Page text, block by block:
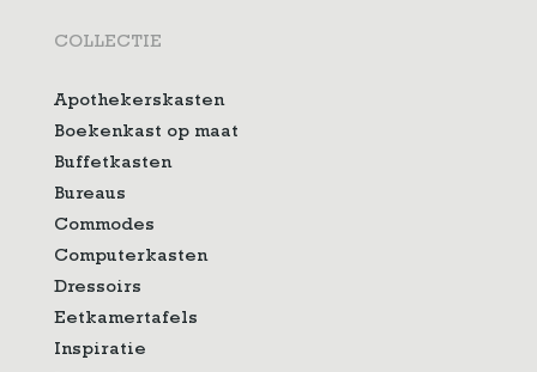
COLLECTIE
Apothekerskasten
Boekenkast op maat
Buffetkasten
Bureaus
Commodes
Computerkasten
Dressoirs
Eetkamertafels
Inspiratie